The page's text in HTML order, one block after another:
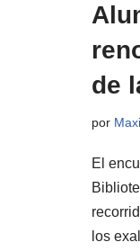
de
por
El
los